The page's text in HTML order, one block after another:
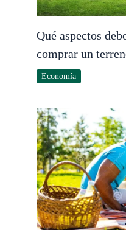
Qué aspectos
comprar un
Economía